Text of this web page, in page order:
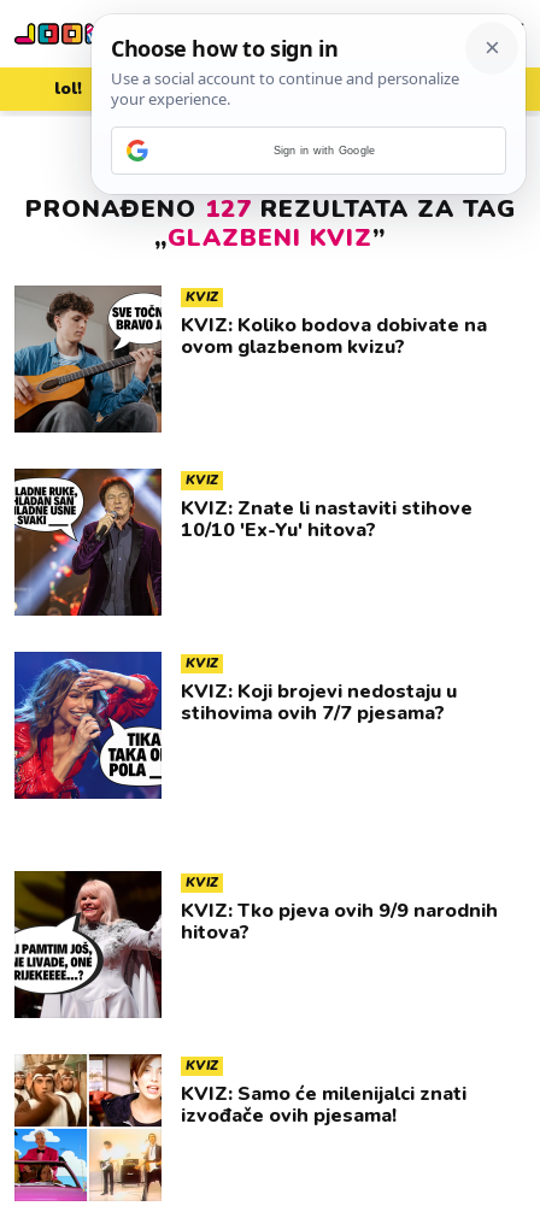
lol! aww vrh! woot?!
PRONAĐENO 127 REZULTATA ZA TAG
„GLAZBENI KVIZ”
KVIZ
KVIZ: Koliko bodova dobivate na
ovom glazbenom kvizu?
KVIZ
KVIZ: Znate li nastaviti stihove
10/10 'Ex-Yu' hitova?
KVIZ
KVIZ: Koji brojevi nedostaju u
stihovima ovih 7/7 pjesama?
KVIZ
KVIZ: Tko pjeva ovih 9/9 narodnih
hitova?
KVIZ
KVIZ: Samo će milenijalci znati
izvođače ovih pjesama!
Sign in with Google